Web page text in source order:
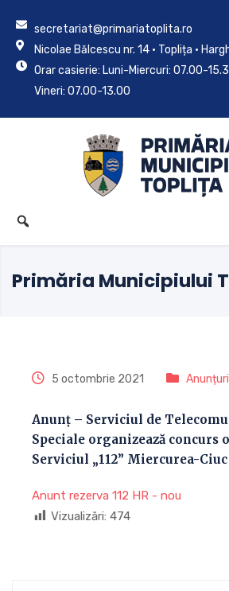
secretariat@primariatoplita.ro
Nicolae Bălcescu nr. 14 • Toplița •
Orar casierie: Luni-Miercuri: 07.00-
Vineri: 07.00-13.00
Primăria Municipiului
5 octombrie 2021 Anunțuri
Anunț – Serviciul de
Speciale organizează concurs
Serviciul „112” Miercurea-Ciuc
Anunt rezerva 112 HR - nou
Vizualizări: 474